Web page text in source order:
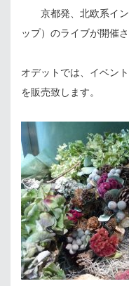
京都発、北欧系イン
ップ）のライブが開催さ
オデットでは、イベン
を販売致します。